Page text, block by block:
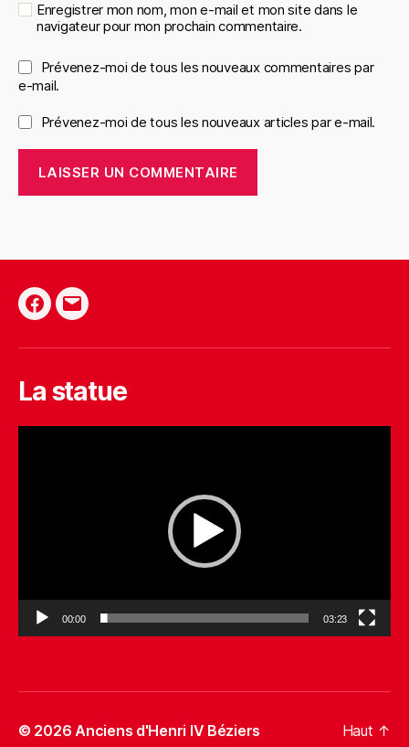
Enregistrer mon nom, mon e-mail et mon site dans le
navigateur pour mon prochain commentaire.
Prévenez-moi de tous les nouveaux commentaires par
e-mail.
Prévenez-moi de tous les nouveaux articles par e-mail.
Facebook
E-
La statue
00:00 03:23
© 2026 Anciens d'Henri IV Béziers Haut ↑